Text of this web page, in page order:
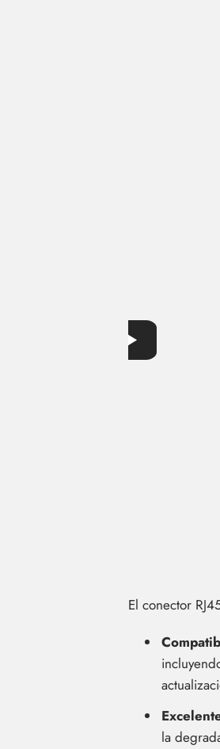
El conector
la